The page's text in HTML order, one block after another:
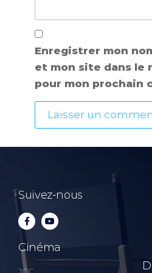
Enregistrer mon
et mon site dans le
pour mon prochain
Suivez-nous
Cinéma